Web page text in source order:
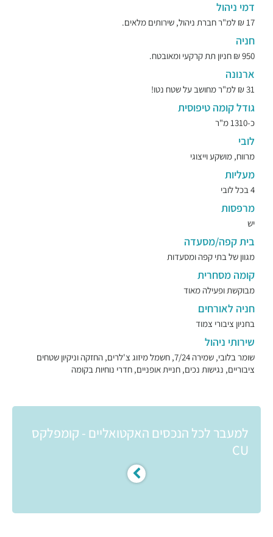
דמי ניהול
17 ₪ למ"ר חברת ניהול, שירותים מלאים.
חניה
950 ₪ חניון תת קרקעי ומאובטח.
ארנונה
31 ₪ למ"ר מחושב על שטח נטו!
גודל קומה טיפוסית
כ-1310 מ"ר
לובי
מרווח, מושקע וייצוגי
מעליות
4 בכל לובי
מרפסות
יש
בית קפה/מסעדה
מגוון של בתי קפה ומסעדות
קומה מסחרית
מבוקשת ופעילה מאוד
חניה לאורחים
בחניון ציבורי צמוד
שירותי ניהול
שומר בלובי, שמירה 7/24, חשמל מיזוג צ'לרים, החזקה וניקיון שטחים
ציבוריים, נגישות נכים, חניית אופניים, חדרי נוחיות בקומה
למעבר לכל הנכסים האקטואליים - קומפלקס
CU